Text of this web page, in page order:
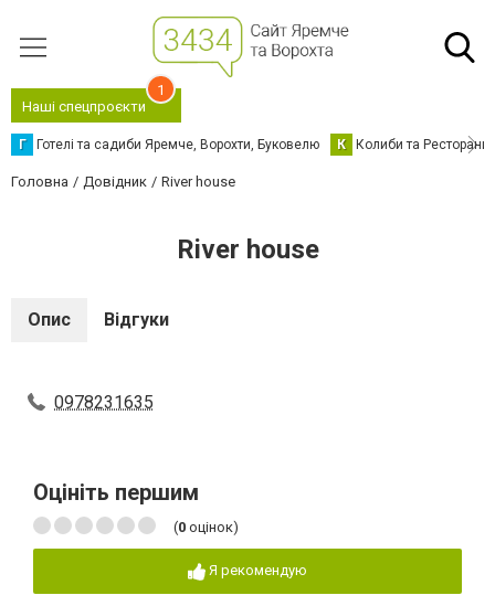
Наші спецпроєкти
1
Г Готелі та садиби Яремче, Ворохти, Буковелю К Колиби та Ресторани
Головна Довідник River house
River house
Опис Відгуки
0978231635
Оцініть першим
(0 оцінок)
Я рекомендую